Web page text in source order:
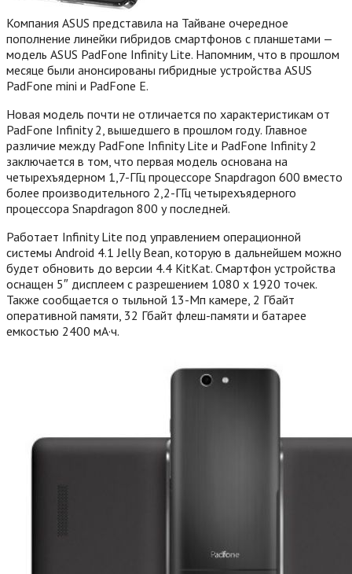
Компания ASUS представила на Тайване очередное
пополнение линейки гибридов смартфонов с планшетами —
модель ASUS PadFone Infinity Lite. Напомним, что в прошлом
месяце были анонсированы гибридные устройства ASUS
PadFone mini и PadFone E.
Новая модель почти не отличается по характеристикам от
PadFone Infinity 2, вышедшего в прошлом году. Главное
различие между PadFone Infinity Lite и PadFone Infinity 2
заключается в том, что первая модель основана на
четырехъядерном 1,7-ГГц процессоре Snapdragon 600 вместо
более производительного 2,2-ГГц четырехъядерного
процессора Snapdragon 800 у последней.
Работает Infinity Lite под управлением операционной
системы Android 4.1 Jelly Bean, которую в дальнейшем можно
будет обновить до версии 4.4 KitKat. Смартфон устройства
оснащен 5″ дисплеем с разрешением 1080 x 1920 точек.
Также сообщается о тыльной 13-Мп камере, 2 Гбайт
оперативной памяти, 32 Гбайт флеш-памяти и батарее
емкостью 2400 мА·ч.